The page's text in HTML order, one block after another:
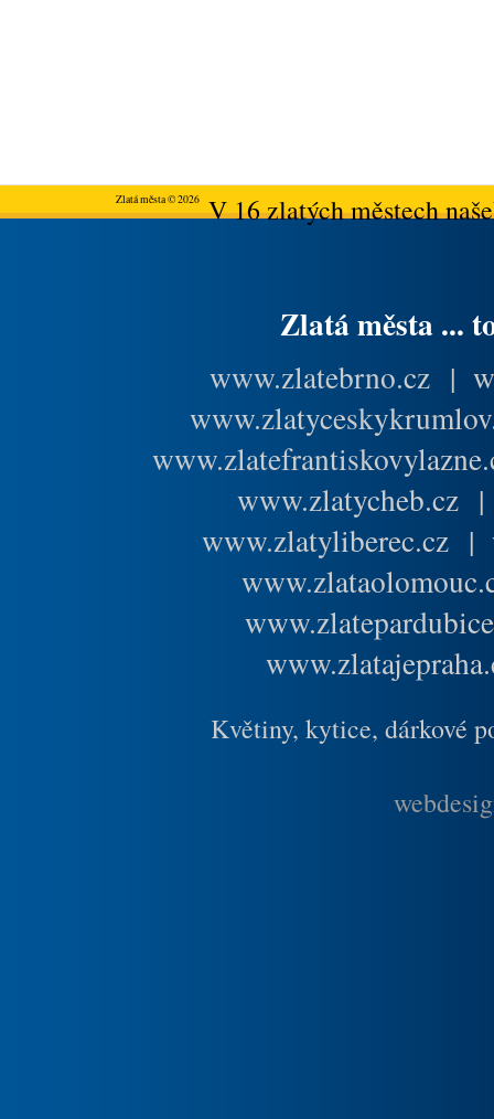
Zlatá města © 2026V 16 zlatých městech
Zlatá města ...
www.zlatebrno.cz |
www.zlatycheb.cz
www.zlatyliberec.cz |
Květiny, kytice, dárkové